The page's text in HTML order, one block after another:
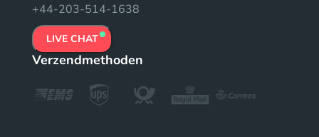
+44-203-514-1638
LIVE CHAT
Verzendmethoden